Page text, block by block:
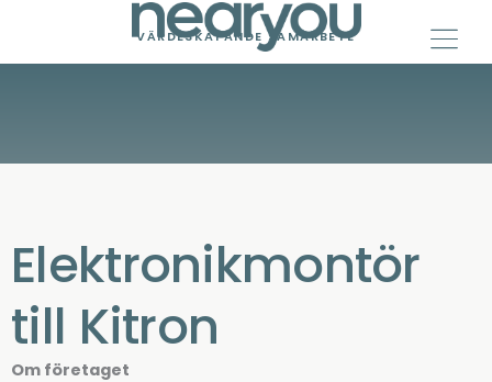
content
VÄRDESKAPANDE SAMARBETE
Elektronikmontör
till Kitron
Om företaget